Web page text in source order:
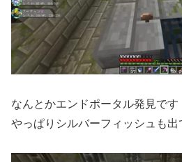
なんとかエンドポータル発見です
やっぱりシルバーフィッシュも